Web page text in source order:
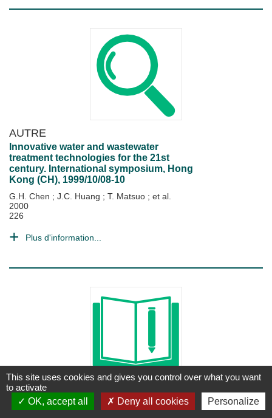
AUTRE
Innovative water and wastewater
treatment technologies for the 21st
century. International symposium, Hong
Kong (CH), 1999/10/08-10
G.H. Chen ; J.C. Huang ; T. Matsuo ; et al.
2000
226
Plus d'information...
THÈSE
Mesures in situ et simulations des flux
This site uses cookies and gives you control over what you want
to activate
OK, accept all
Deny all cookies Personalize